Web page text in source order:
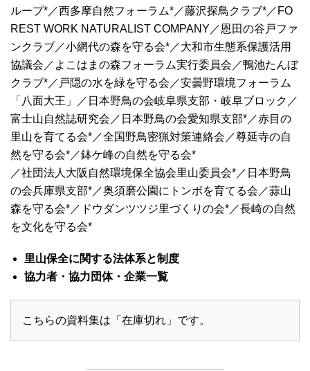
ループ*／西多摩自然フォーラム*／藤沢探鳥クラブ*／FO
REST WORK NATURALIST COMPANY／恩田の谷戸ファ
ンクラブ／小網代の森を守る会*／大和市生態系保護活用
協議会／よこはまの森フォーラム実行委員会／鴨池たんぼ
クラブ*／戸隠の水を緑を守る会／安曇野環境フォーラム
「八面大王」／日本野鳥の会岐阜県支部・岐阜ブロック／
富士山自然誌研究会／日本野鳥の会愛知県支部*／赤目の
里山を育てる会*／全国野鳥密猟対策連絡会／尊延寺の自
然を守る会*／鉢ケ峰の自然を守る会*
／社団法人大阪自然環境保全協会里山委員会*／日本野鳥
の会兵庫県支部*／奥須磨公園にトンボを育てる会／蒜山
森を守る会*／ドウダンツツジ里づくりの会*／長崎の自然
を文化を守る会*
里山保全に関する法体系と制度
協力者・協力団体・企業一覧
こちらの資料集は「在庫切れ」です。